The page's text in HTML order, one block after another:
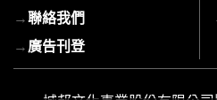
→聯絡我們
→廣告刊登